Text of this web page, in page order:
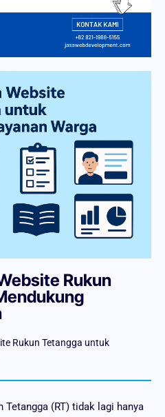
Rukun
Rukun Tetangga untuk
Tetangga (RT) tidak lagi hanya